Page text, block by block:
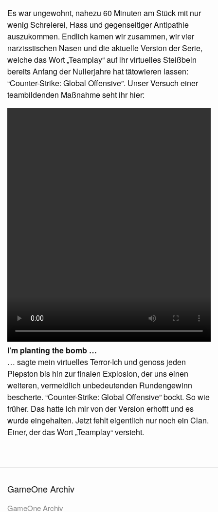
Es war ungewohnt, nahezu 60 Minuten am Stück mit nur
wenig Schreierei, Hass und gegenseitiger Antipathie
auszukommen. Endlich kamen wir zusammen, wir vier
narzisstischen Nasen und die aktuelle Version der Serie,
welche das Wort „Teamplay“ auf ihr virtuelles Steißbein
bereits Anfang der Nullerjahre hat tätowieren lassen:
“Counter-Strike: Global Offensive”. Unser Versuch einer
teambildenden Maßnahme seht ihr hier:
I’m planting the bomb …
… sagte mein virtuelles Terror-Ich und genoss jeden
Piepston bis hin zur finalen Explosion, der uns einen
weiteren, vermeidlich unbedeutenden Rundengewinn
bescherte. “Counter-Strike: Global Offensive” bockt. So wie
früher. Das hatte ich mir von der Version erhofft und es
wurde eingehalten. Jetzt fehlt eigentlich nur noch ein Clan.
Einer, der das Wort „Teamplay“ versteht.
GameOne Archiv
GameOne Archiv